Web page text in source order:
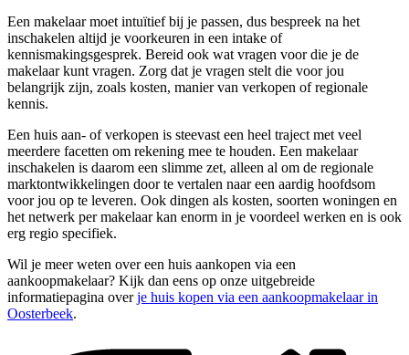
Een makelaar moet intuïtief bij je passen, dus bespreek na het
inschakelen altijd je voorkeuren in een intake of
kennismakingsgesprek. Bereid ook wat vragen voor die je de
makelaar kunt vragen. Zorg dat je vragen stelt die voor jou
belangrijk zijn, zoals kosten, manier van verkopen of regionale
kennis.
Een huis aan- of verkopen is steevast een heel traject met veel
meerdere facetten om rekening mee te houden. Een makelaar
inschakelen is daarom een slimme zet, alleen al om de regionale
marktontwikkelingen door te vertalen naar een aardig hoofdsom
voor jou op te leveren. Ook dingen als kosten, soorten woningen en
het netwerk per makelaar kan enorm in je voordeel werken en is ook
erg regio specifiek.
Wil je meer weten over een huis aankopen via een
aankoopmakelaar? Kijk dan eens op onze uitgebreide
informatiepagina overje huis kopen via een aankoopmakelaar in
Oosterbeek.